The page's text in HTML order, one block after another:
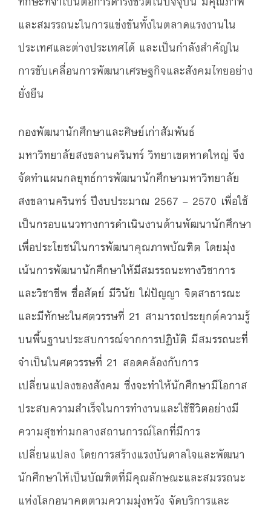
และสมรรถนะในการแข่งขันทั้งในตลาดแรงงานใน
ประเทศและต่างประเทศได้ และเป็นกำลังสำคัญใน
การขับเคลื่อนการพัฒนาเศรษฐกิจและสังคมไทยอย่าง
ยั่งยืน
กองพัฒนานักศึกษาและศิษย์เก่าสัมพันธ์
มหาวิทยาลัยสงขลานครินทร์ วิทยาเขตหาดใหญ่ จึง
จัดทำแผนกลยุทธ์การพัฒนานักศึกษามหาวิทยาลัย
สงขลานครินทร์ ปีงบประมาณ 2567 – 2570 เพื่อใช้
เป็นกรอบแนวทางการดำเนินงานด้านพัฒนานักศึกษา
เพื่อประโยชน์ในการพัฒนาคุณภาพบัณฑิต โดยมุ่ง
เน้นการพัฒนานักศึกษาให้มีสมรรถนะทางวิชาการ
และวิชาชีพ ซื่อสัตย์ มีวินัย ใฝ่ปัญญา จิตสาธารณะ
และมีทักษะในศตวรรษที่ 21 สามารถประยุกต์ความรู้
บนพื้นฐานประสบการณ์จากการปฏิบัติ มีสมรรถนะที่
จำเป็นในศตวรรษที่ 21 สอดคล้องกับการ
เปลี่ยนแปลงของสังคม ซึ่งจะทำให้นักศึกษามีโอกาส
ประสบความสำเร็จในการทำงานและใช้ชีวิตอย่างมี
ความสุขท่ามกลางสถานการณ์โลกที่มีการ
เปลี่ยนแปลง โดยการสร้างแรงบันดาลใจและพัฒนา
นักศึกษาให้เป็นบัณฑิตที่มีคุณลักษณะและสมรรถนะ
แห่งโลกอนาคตตามความมุ่งหวัง จัดบริการและ